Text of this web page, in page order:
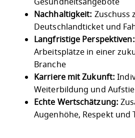
Nachhaltigkeit: Zuschuss
Deutschlandticket und
Langfristige Perspektiven:
Arbeitsplätze in einer
Branche
Karriere mit Zukunft:
Weiterbildung und
Echte Wertschätzung:
Augenhöhe, Respekt und